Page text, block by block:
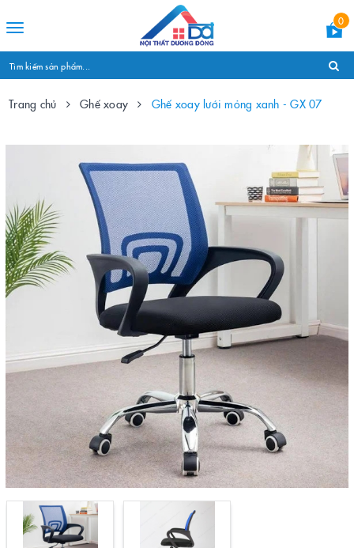
Toggle
0
Trang chủ Ghế xoay Ghế xoay lưới mỏng xanh - GX 07